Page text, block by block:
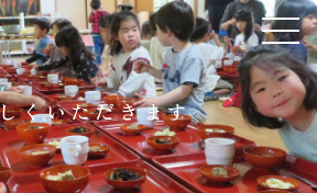
くいただきます